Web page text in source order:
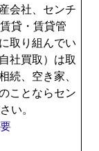
会社、センチ
貸・賃貸管
取り組んでい
社買取）は取
続、空き家、
ことならセン
い。